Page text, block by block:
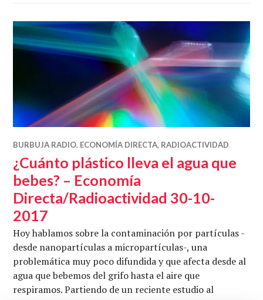
BURBUJA RADIO, ECONOMÍA DIRECTA, RADIOACTIVIDAD
¿Cuánto plástico lleva el agua que
bebes? – Economía
Directa/Radioactividad 30-10-
2017
Hoy hablamos sobre la contaminación por partículas -
desde nanopartículas a micropartículas-, una
problemática muy poco difundida y que afecta desde al
agua que bebemos del grifo hasta el aire que
respiramos. Partiendo de un reciente estudio al